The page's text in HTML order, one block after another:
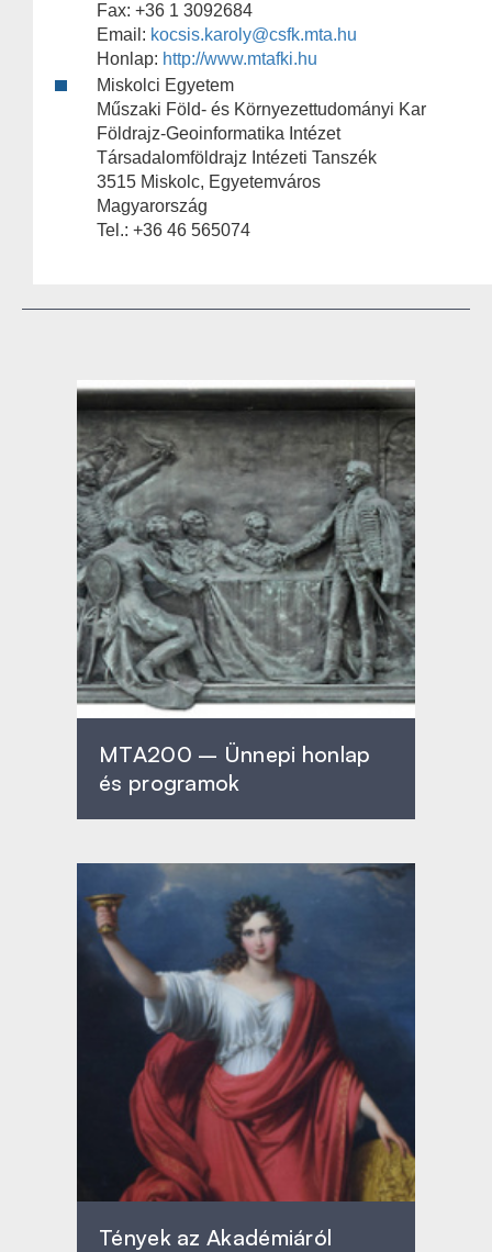
Fax: +36 1 3092684
Email: kocsis.karoly@csfk.mta.hu
Honlap: http://www.mtafki.hu
Miskolci Egyetem
Műszaki Föld- és Környezettudományi Kar
Földrajz-Geoinformatika Intézet
Társadalomföldrajz Intézeti Tanszék
3515 Miskolc, Egyetemváros
Magyarország
Tel.: +36 46 565074
MTA200 – Ünnepi honlap
és programok
Tények az Akadémiáról